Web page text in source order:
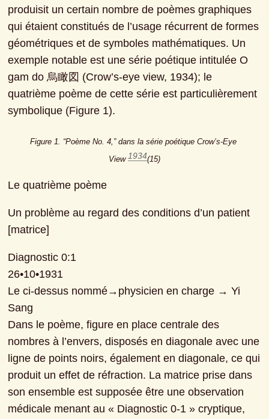
produisit un certain nombre de poèmes graphiques
qui étaient constitués de l’usage récurrent de formes
géométriques et de symboles mathématiques. Un
exemple notable est une série poétique intitulée O
gam do 烏瞰図 (Crow’s-eye view, 1934); le
quatrième poème de cette série est particulièrement
symbolique (Figure 1).
Figure 1. “Poème No. 4,” dans la série poétique Crow’s-Eye
View 1934(15)
Le quatrième poème
Un problème au regard des conditions d’un patient
[matrice]
Diagnostic 0:1
26•10•1931
Le ci-dessus nommé→physicien en charge → Yi
Sang
Dans le poème, figure en place centrale des
nombres à l’envers, disposés en diagonale avec une
ligne de points noirs, également en diagonale, ce qui
produit un effet de réfraction. La matrice prise dans
son ensemble est supposée être une observation
médicale menant au « Diagnostic 0-1 » cryptique,